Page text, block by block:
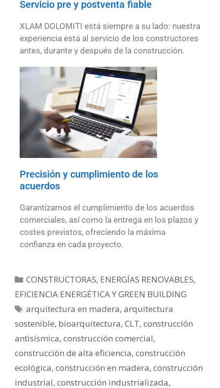
Servicio pre y postventa fiable
XLAM DOLOMITI está siempre a su lado: nuestra
experiencia está al servicio de los constructores
antes, durante y después de la construcción.
Precisión y cumplimiento de los
acuerdos
Garantizamos el cumplimiento de los acuerdos
comerciales, así como la entrega en los plazos y
costes previstos, ofreciendo la máxima
confianza en cada proyecto.
CONSTRUCTORAS, ENERGÍAS RENOVABLES,
EFICIENCIA ENERGÉTICA Y GREEN BUILDING
arquitectura en madera,arquitectura
sostenible, bioarquitectura, CLT, construcción
antisísmica, construcción comercial,
construcción de alta eficiencia, construcción
ecológica, construcción en madera, construcción
industrial, construcción industrializada,